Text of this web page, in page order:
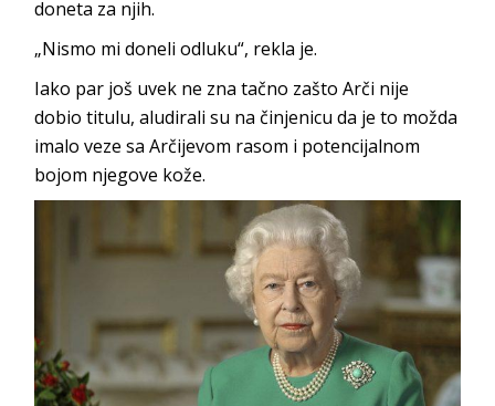
doneta za njih.
„Nismo mi doneli odluku“, rekla je.
Iako par još uvek ne zna tačno zašto Arči nije
dobio titulu, aludirali su na činjenicu da je to možda
imalo veze sa Arčijevom rasom i potencijalnom
bojom njegove kože.